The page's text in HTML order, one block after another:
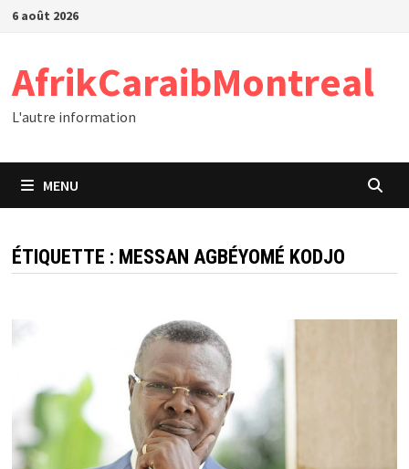
Passer
6 août 2026
AfrikCaraibMontreal
L'autre information
MENU
ÉTIQUETTE : MESSAN AGBÉYOMÉ KODJO